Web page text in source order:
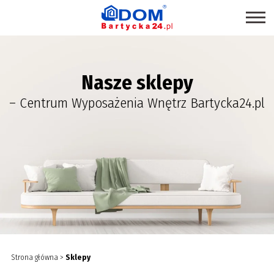
SKLEPY
PROMOCJE
BRANŻE
MAPA CENTRUM
BLOG EKSPERCKI
PAWILONY DO WYNAJĘCIA
Nasze sklepy
– Centrum Wyposażenia Wnętrz Bartycka24.pl
Strona główna> Sklepy